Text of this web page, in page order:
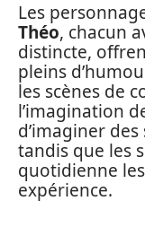
Les
Théo, chacun
distincte,
pleins
les scènes de
l’imagination
d’imaginer
tandis que les
quotidienne
expérience.